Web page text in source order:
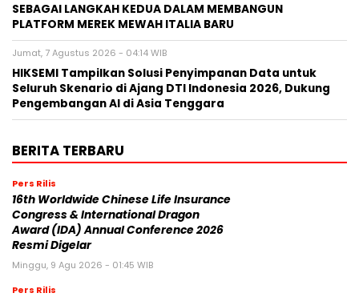
SEBAGAI LANGKAH KEDUA DALAM MEMBANGUN
PLATFORM MEREK MEWAH ITALIA BARU
Jumat, 7 Agustus 2026 - 04:14 WIB
HIKSEMI Tampilkan Solusi Penyimpanan Data untuk
Seluruh Skenario di Ajang DTI Indonesia 2026, Dukung
Pengembangan AI di Asia Tenggara
BERITA TERBARU
Pers Rilis
16th Worldwide Chinese Life Insurance
Congress & International Dragon
Award (IDA) Annual Conference 2026
Resmi Digelar
Minggu, 9 Agu 2026 - 01:45 WIB
Pers Rilis